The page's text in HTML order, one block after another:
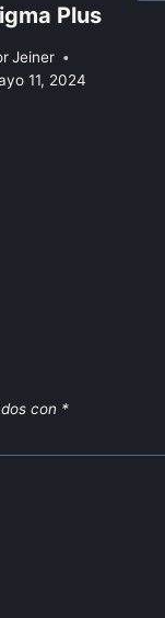
Plus
Jeiner
11, 2024
con *